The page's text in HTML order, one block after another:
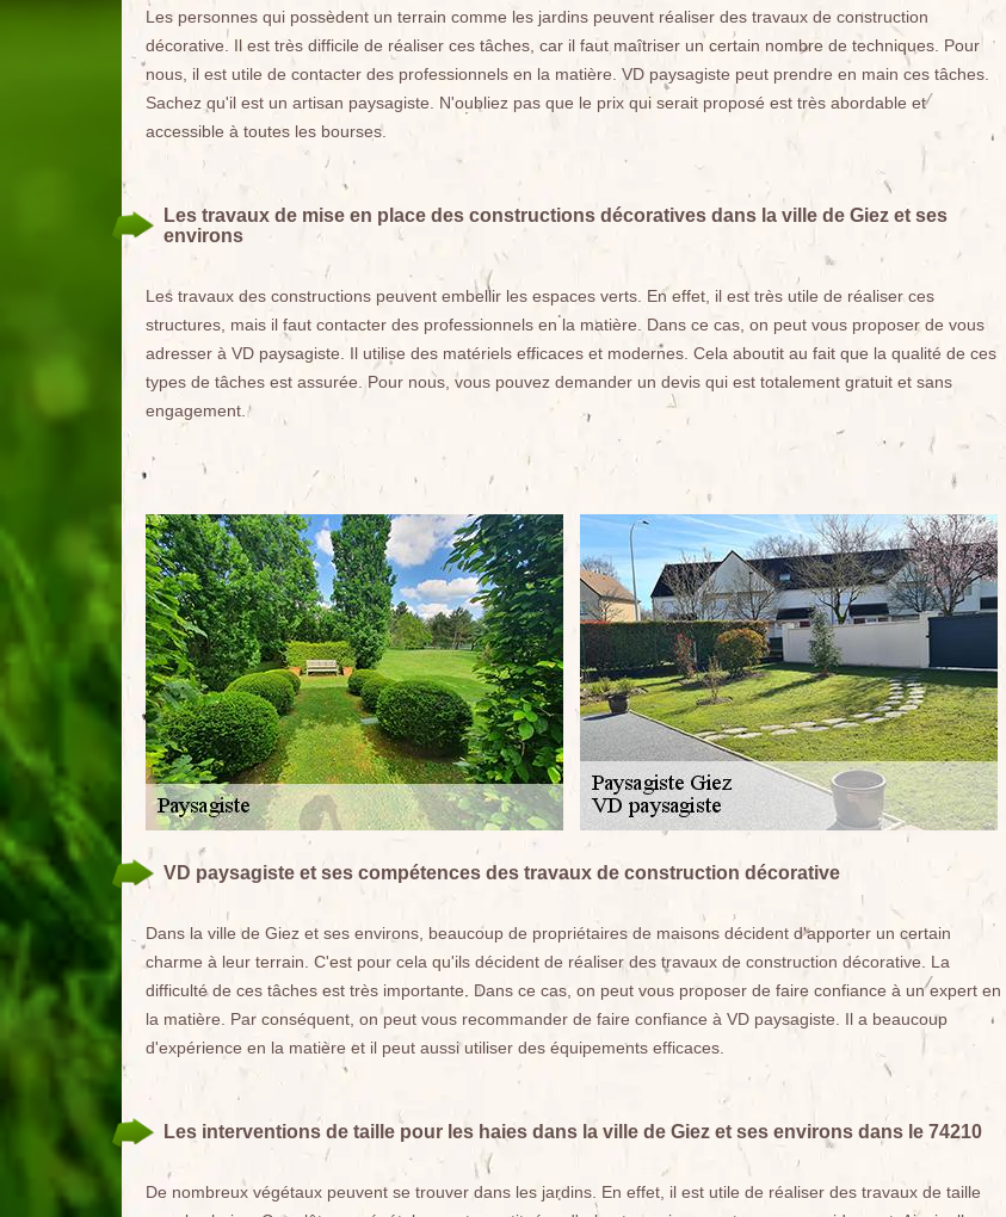
Les personnes qui possèdent un terrain comme les jardins peuvent réaliser des travaux de construction
décorative. Il est très difficile de réaliser ces tâches, car il faut maîtriser un certain nombre de techniques. Pour
nous, il est utile de contacter des professionnels en la matière. VD paysagiste peut prendre en main ces tâches.
Sachez qu'il est un artisan paysagiste. N'oubliez pas que le prix qui serait proposé est très abordable et
accessible à toutes les bourses.
Les travaux de mise en place des constructions décoratives dans la ville de Giez et ses
environs
Les travaux des constructions peuvent embellir les espaces verts. En effet, il est très utile de réaliser ces
structures, mais il faut contacter des professionnels en la matière. Dans ce cas, on peut vous proposer de vous
adresser à VD paysagiste. Il utilise des matériels efficaces et modernes. Cela aboutit au fait que la qualité de ces
types de tâches est assurée. Pour nous, vous pouvez demander un devis qui est totalement gratuit et sans
engagement.
VD paysagiste et ses compétences des travaux de construction décorative
Dans la ville de Giez et ses environs, beaucoup de propriétaires de maisons décident d'apporter un certain
charme à leur terrain. C'est pour cela qu'ils décident de réaliser des travaux de construction décorative. La
difficulté de ces tâches est très importante. Dans ce cas, on peut vous proposer de faire confiance à un expert en
la matière. Par conséquent, on peut vous recommander de faire confiance à VD paysagiste. Il a beaucoup
d'expérience en la matière et il peut aussi utiliser des équipements efficaces.
Les interventions de taille pour les haies dans la ville de Giez et ses environs dans le 74210
De nombreux végétaux peuvent se trouver dans les jardins. En effet, il est utile de réaliser des travaux de taille